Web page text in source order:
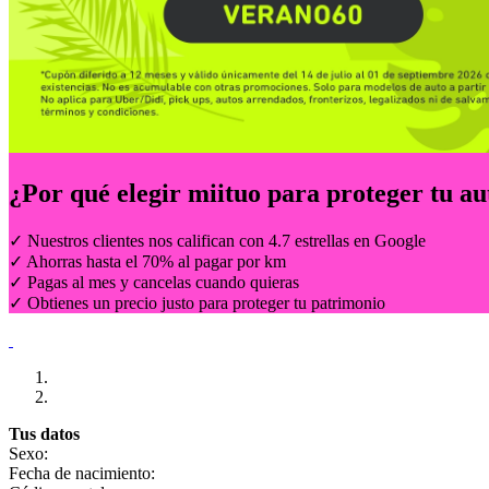
¿Por qué elegir miituo para proteger tu
✓ Nuestros clientes nos califican con 4.7 estrellas en Google
✓ Ahorras hasta el 70% al pagar por km
✓ Pagas al mes y cancelas cuando quieras
✓ Obtienes un precio justo para proteger tu patrimonio
Tus datos
Sexo:
Fecha de nacimiento: